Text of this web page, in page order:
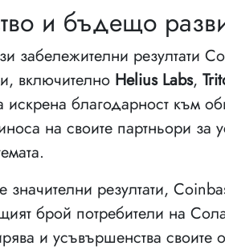
и бъдещо
забележителни резултати
включително Helius Labs,
искрена благодарност към
на своите партньори за
значителни резултати,
брой потребители на
и усъвършенства своите